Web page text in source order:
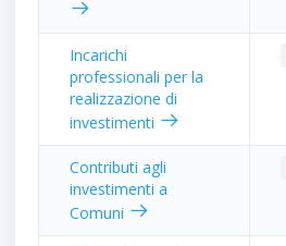
Incarichi
professionali per la
realizzazione di
investimenti
Contributi agli
investimenti a
Comuni